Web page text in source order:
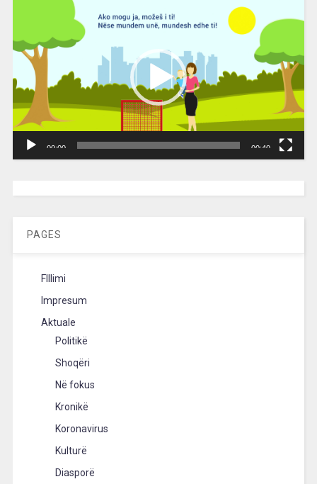
00:00 00:40
PAGES
FIllimi
Impresum
Aktuale
Politikë
Shoqëri
Në fokus
Kronikë
Koronavirus
Kulturë
Diasporë